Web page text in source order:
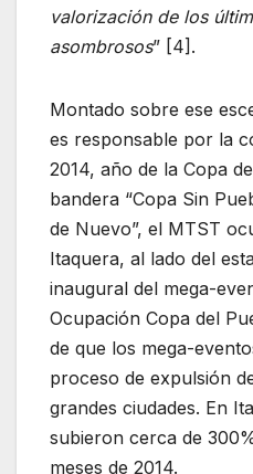
valorización de los
asombrosos” [4].
Montado sobre ese
es responsable por la
2014, año de la Copa
bandera “Copa Sin
de Nuevo”, el MTST
Itaquera, al lado del
inaugural del mega-
Ocupación Copa del
de que los mega-
proceso de expulsión
grandes ciudades. En
subieron cerca de
meses de 2014.